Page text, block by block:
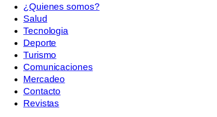
¿Quienes somos?
Salud
Tecnologia
Deporte
Turismo
Comunicaciones
Mercadeo
Contacto
Revistas